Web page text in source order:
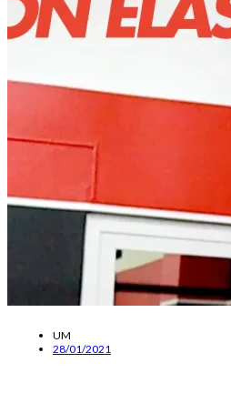
UM
28/01/2021